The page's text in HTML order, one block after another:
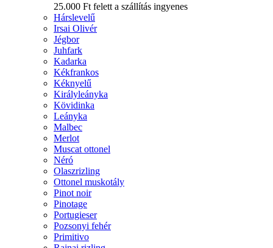
25.000 Ft felett a szállítás ingyenes
Hárslevelű
Irsai Olivér
Jégbor
Juhfark
Kadarka
Kékfrankos
Kéknyelű
Királyleányka
Kövidinka
Leányka
Malbec
Merlot
Muscat ottonel
Néró
Olaszrizling
Ottonel muskotály
Pinot noir
Pinotage
Portugieser
Pozsonyi fehér
Primitivo